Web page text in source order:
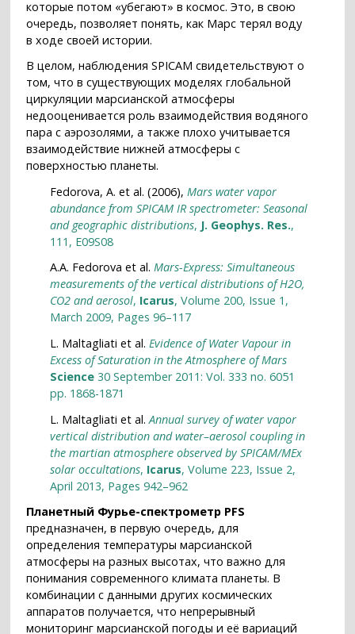
которые потом «убегают» в космос. Это, в свою
очередь, позволяет понять, как Марс терял воду
в ходе своей истории.
В целом, наблюдения SPICAM свидетельствуют о
том, что в существующих моделях глобальной
циркуляции марсианской атмосферы
недооценивается роль взаимодействия водяного
пара с аэрозолями, а также плохо учитывается
взаимодействие нижней атмосферы с
поверхностью планеты.
Fedorova, A. et al. (2006),Mars water vapor
abundance from SPICAM IR spectrometer: Seasonal
and geographic distributions, J. Geophys. Res.,
111, E09S08
A.A. Fedorova et al.Mars-Express: Simultaneous
measurements of the vertical distributions of H2O,
CO2 and aerosol, Icarus, Volume 200, Issue 1,
March 2009, Pages 96–117
L. Maltagliati et al.Evidence of Water Vapour in
Excess of Saturation in the Atmosphere of Mars
Science 30 September 2011: Vol. 333 no. 6051
pp. 1868-1871
L. Maltagliati et al.Annual survey of water vapor
vertical distribution and water–aerosol coupling in
the martian atmosphere observed by SPICAM/MEx
solar occultations, Icarus, Volume 223, Issue 2,
April 2013, Pages 942–962
Планетный Фурье-спектрометр PFS
предназначен, в первую очередь, для
определения температуры марсианской
атмосферы на разных высотах, что важно для
понимания современного климата планеты. В
комбинации с данными других космических
аппаратов получается, что непрерывный
мониторинг марсианской погоды и её вариаций